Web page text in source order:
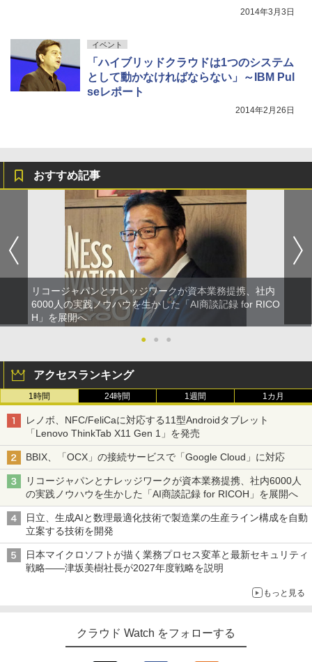
2014年3月3日
イベント
「ハイブリッドクラウドは1つのシステム
として動かなければならない」～IBM Pul
seレポート
2014年2月26日
おすすめ記事
リコージャパンとナレッジワークが資本業務提携、社内
6000人の実践ノウハウを生かした「AI商談記録 for RICO
H」を展開へ
●
● ●
アクセスランキング
1時間 24時間 1週間 1カ月
レノボ、NFC/FeliCaに対応する11型Androidタブレット
「Lenovo ThinkTab X11 Gen 1」を発売
BBIX、「OCX」の接続サービスで「Google Cloud」に対応
リコージャパンとナレッジワークが資本業務提携、社内6000人
の実践ノウハウを生かした「AI商談記録 for RICOH」を展開へ
日立、生成AIと数理最適化技術で製造業の生産ライン構成を自動
立案する技術を開発
日本マイクロソフトが描く業務プロセス変革と最新セキュリティ
戦略――津坂美樹社長が2027年度戦略を説明
もっと見る
クラウド Watch をフォローする